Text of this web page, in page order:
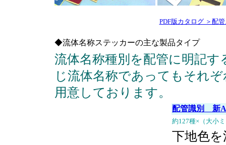
PDF版カタログ ＞配
◆流体名称ステッカーの主な製品タイプ
流体名称種別を配管に明記
じ流体名称であってもそれ
用意しております。
配管識別 新
約127種×（大小
下地色